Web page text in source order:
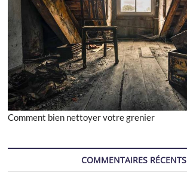
Comment bien nettoyer votre grenier
COMMENTAIRES RÉCENTS